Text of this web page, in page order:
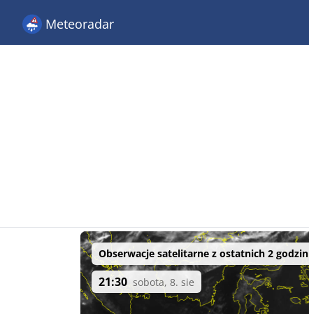
Meteoradar
Obserwacje satelitarne z ostatnich 2 godzin
21:30 sobota, 8. sie